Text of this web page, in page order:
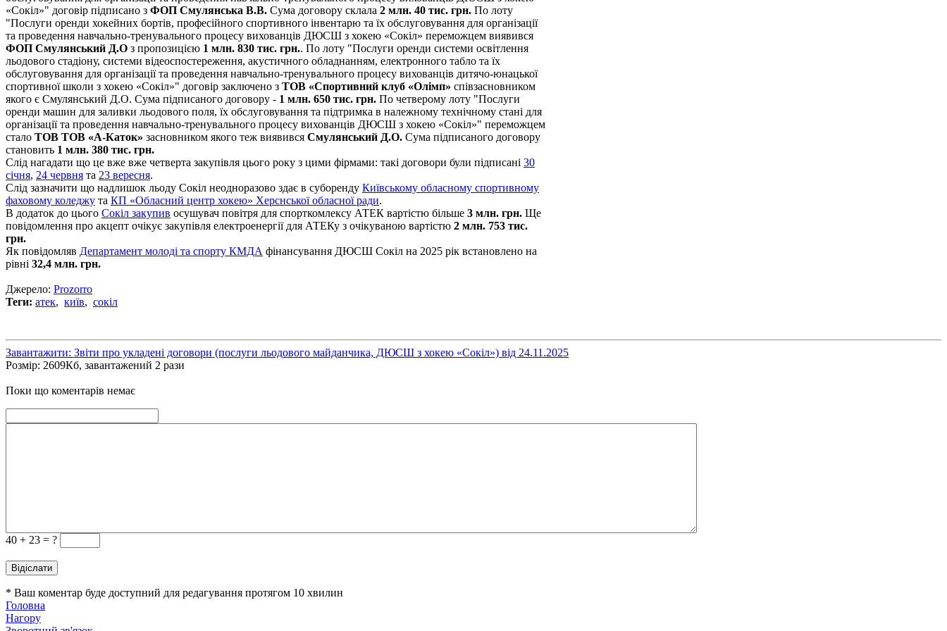
«Сокіл»" договір підписано з ФОП Смулянська В.В. Сума договору склала 2 млн. 40 тис. грн. По лоту
"Послуги оренди хокейних бортів, професійного спортивного інвентарю та їх обслуговування для організації
та проведення навчально-тренувального процесу вихованців ДЮСШ з хокею «Сокіл» переможцем виявився
ФОП Смулянський Д.О з пропозицією 1 млн. 830 тис. грн.. По лоту "Послуги оренди системи освітлення
льодового стадіону, системи відеоспостереження, акустичного обладнанням, електронного табло та їх
обслуговування для організації та проведення навчально-тренувального процесу вихованців дитячо-юнацької
спортивної школи з хокею «Сокіл»" договір заключено з ТОВ «Спортивний клуб «Олімп» співзасновником
якого є Смулянський Д.О. Сума підписаного договору - 1 млн. 650 тис. грн. По четверому лоту "Послуги
оренди машин для заливки льодового поля, їх обслуговування та підтримка в належному технічному стані для
організації та проведення навчально-тренувального процесу вихованців ДЮСШ з хокею «Сокіл»" переможцем
стало ТОВ ТОВ «А-Каток» засновником якого теж виявився Смулянський Д.О. Сума підписаного договору
становить 1 млн. 380 тис. грн.
Слід нагадати що це вже вже четверта закупівля цього року з цими фірмами: такі договори були підписані 30
січня, 24 червня та 23 вересня.
Слід зазначити що надлишок льоду Сокіл неодноразово здає в суборенду Київському обласному спортивному
фаховому коледжу та КП «Обласний центр хокею» Херснської обласної ради.
В додаток до цього Сокіл закупив осушувач повітря для спорткомлексу АТЕК вартістю більше 3 млн. грн. Ще
повідомлення про акцепт очікує закупівля електроенергії для АТЕКу з очікуваною вартістю 2 млн. 753 тис.
грн.
Як повідомляв Департамент молоді та спорту КМДА фінансування ДЮСШ Сокіл на 2025 рік встановлено на
рівні 32,4 млн. грн.
Джерело: Prozorro
Теги: атек, київ, сокіл
Завантажити: Звіти про укладені договори (послуги льодового майданчика, ДЮСШ з хокею «Сокіл») від 24.11.2025
Розмір: 2609Кб, завантажений 2 рази
Поки що коментарів немає
40 + 23 = ?
* Ваш коментар буде доступний для редагування протягом 10 хвилин
Головна
Нагору